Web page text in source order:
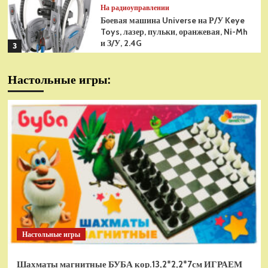
3
На радиоуправлении
Боевая машина Universe на Р/У Keye
Toys, лазер, пульки, оранжевая, Ni-Mh
и З/У, 2.4G
Радиоуправляемая модель
(HN1586)
На радиоуправлении
Р/У танк Taigen 1/16
Panzerkampfwagen III (Германия) HC
(для ИК танкового боя) V3 2.4G RTR,
TG3848-1HC-IR3.0
1
На радиоуправлении
Радиоуправляемый танк Torro
Sturmtiger Panzer 1к16
(TR1111700300)
Настольные игры:
Настольные игры
Шахматы магнитные БУБА кор.13,2*2,2*7см ИГРАЕМ